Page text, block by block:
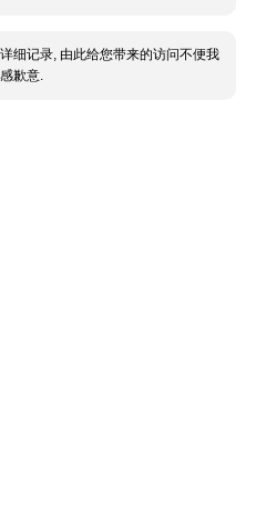
细记录, 由此给您带来的访问不便我
歉意.